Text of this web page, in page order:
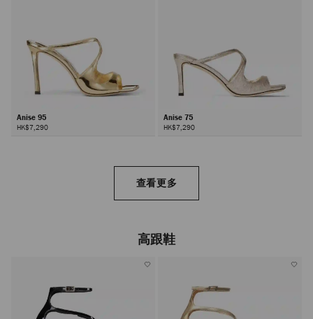
Anise 95
HK$7,290
Anise 75
HK$7,290
查看更多
高跟鞋